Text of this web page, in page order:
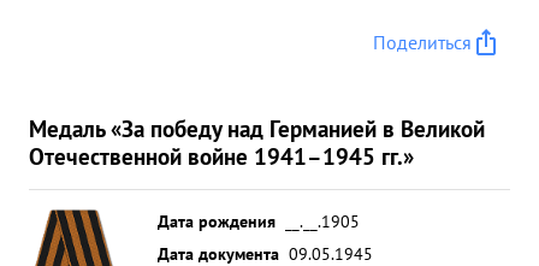
Поделиться
Медаль «За победу над Германией в Великой
Отечественной войне 1941–1945 гг.»
Дата рождения
__.__.1905
Дата документа 09.05.1945